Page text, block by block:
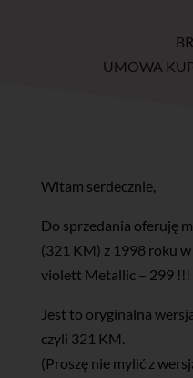
UMOWA
Witam serdecznie,
Do sprzedania oferuję
(321 KM) z 1998 roku
violett Metallic – 299 !!!
Jest to oryginalna
czyli 321 KM.
(Proszę nie mylić z